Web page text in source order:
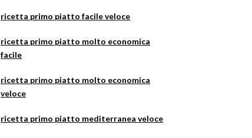
ricetta primo piatto facile veloce
ricetta primo piatto molto economica
facile
ricetta primo piatto molto economica
veloce
ricetta primo piatto mediterranea veloce